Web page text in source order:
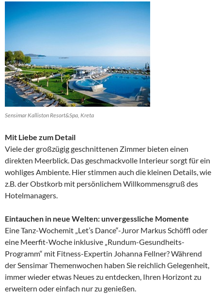
Sensimar Kalliston Resort&Spa, Kreta
Mit Liebe zum Detail
Viele der großzügig geschnittenen Zimmer bieten einen
direkten Meerblick. Das geschmackvolle Interieur sorgt für ein
wohliges Ambiente. Hier stimmen auch die kleinen Details, wie
z.B. der Obstkorb mit persönlichem Willkommensgruß des
Hotelmanagers.
Eintauchen in neue Welten: unvergessliche Momente
Eine Tanz-Wochemit „Let’s Dance“-Juror Markus Schöffl oder
eine Meerfit-Woche inklusive „Rundum-Gesundheits-
Programm“ mit Fitness-Expertin Johanna Fellner? Während
der Sensimar Themenwochen haben Sie reichlich Gelegenheit,
immer wieder etwas Neues zu entdecken, Ihren Horizont zu
erweitern oder einfach nur zu genießen.